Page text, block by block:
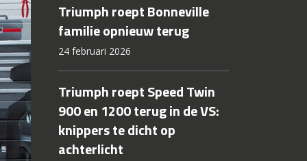
Triumph roept Bonneville
familie opnieuw terug
24 februari 2026
Triumph roept Speed Twin
900 en 1200 terug in de VS:
knippers te dicht op
achterlicht